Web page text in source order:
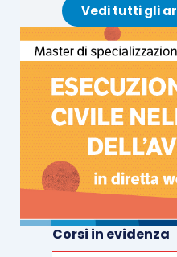
Vedi tutti gli
Corsi in evidenza